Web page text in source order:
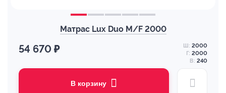
Матрас Lux Duo M/F 2000
54 670 ₽ Ш: 2000
Г: 2000
В: 240
В корзину